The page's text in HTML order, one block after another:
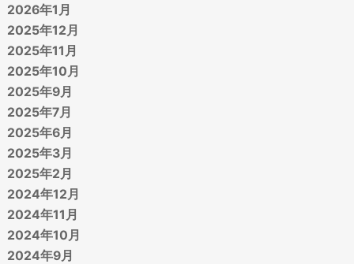
2026年1月
2025年12月
2025年11月
2025年10月
2025年9月
2025年7月
2025年6月
2025年3月
2025年2月
2024年12月
2024年11月
2024年10月
2024年9月